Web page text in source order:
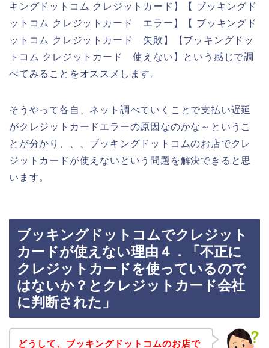
キングドットコム クレジットカード】【 ブッキングド
ットコム クレジットカード エラー】【 ブッキングド
ットコム クレジットカード 失敗】【ブッキングドッ
トコム クレジットカード 使えない】という感じで調
べてみることをオススメします。
そうやって各自、ネット調べていくことで支払い遅延
がクレジットカードエラーの原因なのかな～というこ
とが分かり、、、ブッキングドットコムのお店でクレ
ジットカードが使えないという問題を解決できると思
います。
ブッキングドットコムでクレジット
カードが使えない理由４．「不正に
クレジットカードを使っているので
はないか？とクレジットカード会社
に判断された」
どうして、ブッキングドットコムのお店で